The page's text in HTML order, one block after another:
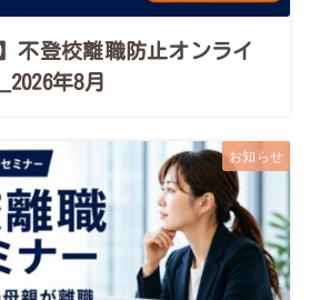
不登校離職防止オンライ
年8月
お知らせ